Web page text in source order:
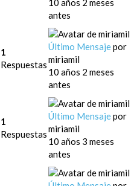
10 años 2 meses
antes
1
Respuestas
Último Mensajepor
miriamil
10 años 2 meses
antes
1
Respuestas
Último Mensajepor
miriamil
10 años 3 meses
antes